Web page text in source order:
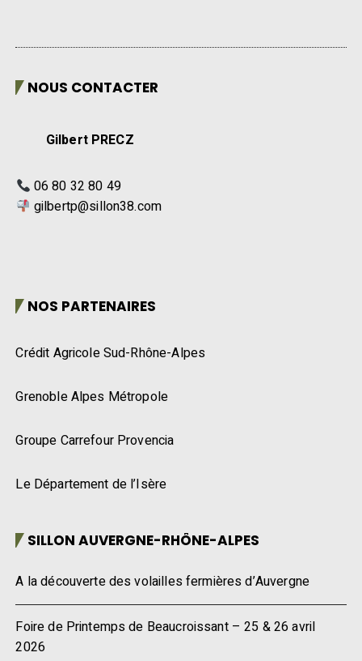
NOUS CONTACTER
Gilbert PRECZ
06 80 32 80 49
gilbertp@sillon38.com
NOS PARTENAIRES
Crédit Agricole Sud-Rhône-Alpes
Grenoble Alpes Métropole
Groupe Carrefour Provencia
Le Département de l’Isère
SILLON AUVERGNE-RHÔNE-ALPES
A la découverte des volailles fermières d’Auvergne
Foire de Printemps de Beaucroissant – 25 & 26 avril
2026